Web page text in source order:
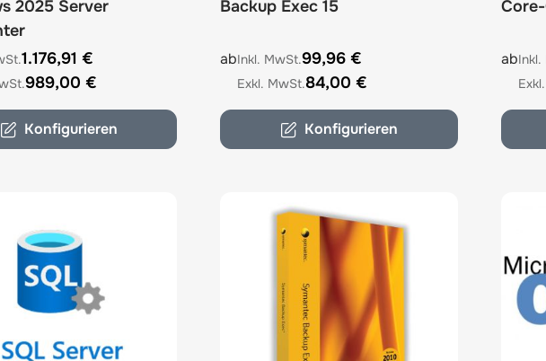
2025 Server
depends on the options chosen on the product page
1.176,91 €
989,00 €
Konfigurieren
Backup Exec 15
ab
99,96 €
84,00 €
Konfigurieren
ab